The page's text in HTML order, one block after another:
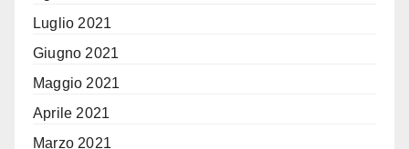
Luglio 2021
Giugno 2021
Maggio 2021
Aprile 2021
Marzo 2021